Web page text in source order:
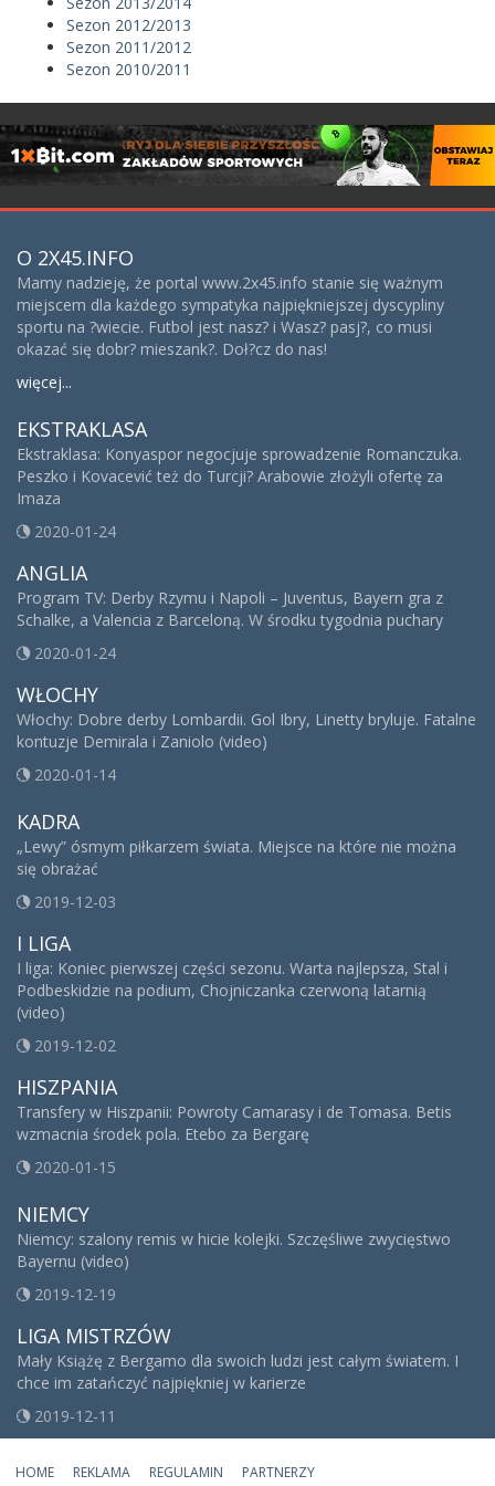
Sezon 2012/2013
Sezon 2011/2012
Sezon 2010/2011
O 2X45.INFO
Mamy nadzieję, że portal www.2x45.info stanie się ważnym
miejscem dla każdego sympatyka najpiękniejszej dyscypliny
sportu na ?wiecie. Futbol jest nasz? i Wasz? pasj?, co musi
okazać się dobr? mieszank?. Doł?cz do nas!
więcej...
EKSTRAKLASA
Ekstraklasa: Konyaspor negocjuje sprowadzenie Romanczuka.
Peszko i Kovacević też do Turcji? Arabowie złożyli ofertę za
Imaza
2020-01-24
ANGLIA
Program TV: Derby Rzymu i Napoli – Juventus, Bayern gra z
Schalke, a Valencia z Barceloną. W środku tygodnia puchary
2020-01-24
WŁOCHY
Włochy: Dobre derby Lombardii. Gol Ibry, Linetty bryluje. Fatalne
kontuzje Demirala i Zaniolo (video)
2020-01-14
KADRA
„Lewy” ósmym piłkarzem świata. Miejsce na które nie można
się obrażać
2019-12-03
I LIGA
I liga: Koniec pierwszej części sezonu. Warta najlepsza, Stal i
Podbeskidzie na podium, Chojniczanka czerwoną latarnią
(video)
2019-12-02
HISZPANIA
Transfery w Hiszpanii: Powroty Camarasy i de Tomasa. Betis
wzmacnia środek pola. Etebo za Bergarę
2020-01-15
NIEMCY
Niemcy: szalony remis w hicie kolejki. Szczęśliwe zwycięstwo
Bayernu (video)
2019-12-19
LIGA MISTRZÓW
Mały Książę z Bergamo dla swoich ludzi jest całym światem. I
chce im zatańczyć najpiękniej w karierze
2019-12-11
HOME REKLAMA REGULAMIN PARTNERZY